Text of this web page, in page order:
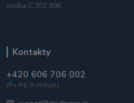
vložka C 202 896
Kontakty
+420 606 706 002
(Po-Pá, 9-18 hod.)